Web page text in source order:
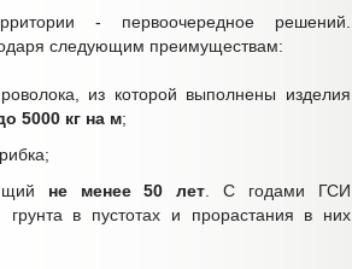
- первоочередное решений.
следующим преимуществам:
из которой выполнены изделия
5000 кг на м;
не менее 50 лет . С годами ГСИ
грунта в пустотах и прорастания в них